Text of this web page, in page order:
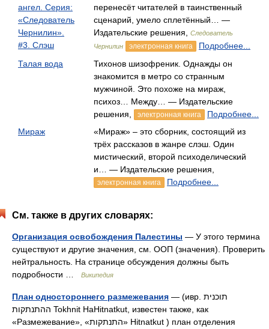
ангел. Серия:
«Следователь
Чернилин».
#3. Слэш
перенесёт читателей в таинственный
сценарий, умело сплетённый… —
Издательские решения,
Следователь
Чернилин
электронная книга
Подробнее...
Талая вода
Тихонов шизофреник. Однажды он
знакомится в метро со странным
мужчиной. Это похоже на мираж,
психоз… Между… — Издательские
решения,
электронная книга
Подробнее...
Мираж
«Мираж» – это сборник, состоящий из
трёх рассказов в жанре слэш. Один
мистический, второй психоделический
и… — Издательские решения,
электронная книга Подробнее...
См. также в других словарях:
Организация освобождения Палестины — У этого термина
существуют и другие значения, см. ООП (значения). Проверить
нейтральность. На странице обсуждения должны быть
подробности …
Википедия
План одностороннего размежевания — (ивр. תוכנית
ההתנתקות Tokhnit HaHitnatkut, известен также, как
«Размежевание», «התנתקות» Hitnatkut ‎) план отделения